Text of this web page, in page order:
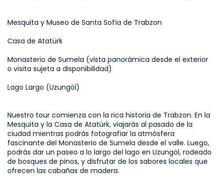
Mesquita y Museo de Santa Sofía de Trabzon
Casa de Atatürk
Monasterio de Sumela (vista panorámica desde el exterior
o visita sujeta a disponibilidad)
Lago Largo (Uzungöl)
Nuestro tour comienza con la rica historia de Trabzon. En la
Mesquita y la Casa de Atatürk, viajarás al pasado de la
ciudad mientras podrás fotografiar la atmósfera
fascinante del Monasterio de Sumela desde el valle. Luego,
podrás dar un paseo a lo largo del lago en Uzungöl, rodeado
de bosques de pinos, y disfrutar de los sabores locales que
ofrecen las cabañas de madera.